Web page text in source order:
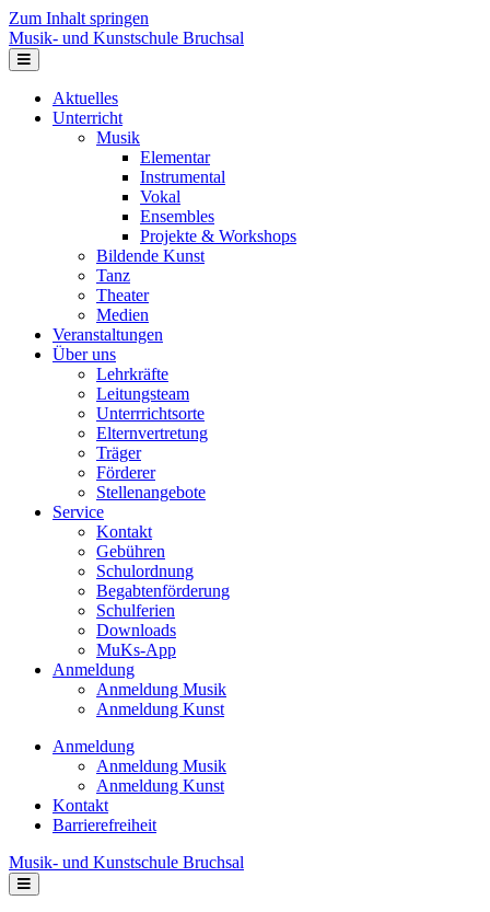
Zum Inhalt springen
Musik- und Kunstschule Bruchsal
Navigation
Aktuelles
Unterricht
Musik
Elementar
Instrumental
Vokal
Ensembles
Projekte & Workshops
Bildende Kunst
Tanz
Theater
Medien
Veranstaltungen
Über uns
Lehrkräfte
Leitungsteam
Unterrrichtsorte
Elternvertretung
Träger
Förderer
Stellenangebote
Service
Kontakt
Gebühren
Schulordnung
Begabtenförderung
Schulferien
Downloads
MuKs-App
Anmeldung
Anmeldung Musik
Anmeldung Kunst
Anmeldung
Anmeldung Musik
Anmeldung Kunst
Kontakt
Barrierefreiheit
Musik- und Kunstschule Bruchsal
Navigation